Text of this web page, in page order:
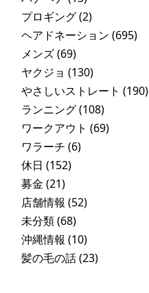
プロギング(2)
ヘアドネーション (695)
メンズ(69)
ヤクジョ (130)
やさしいストレート (190)
ランニング(108)
ワークアウト (69)
ワラーチ (6)
休日 (152)
募金 (21)
店舗情報 (52)
未分類(68)
沖縄情報 (10)
髪の毛の話(23)